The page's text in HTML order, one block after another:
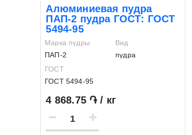
Алюминиевая пудра
ПАП-2 пудра ГОСТ: ГОСТ
5494-95
Марка пудры
ПАП-2
Вид
пудра
ГОСТ
ГОСТ 5494-95
4 868.75 ֏ / кг